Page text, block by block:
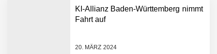
KI-Allianz Baden-Württemberg nimmt
Fahrt auf
20. MÄRZ 2024
NEURA Robotics gibt
Dollar bekannt, um den